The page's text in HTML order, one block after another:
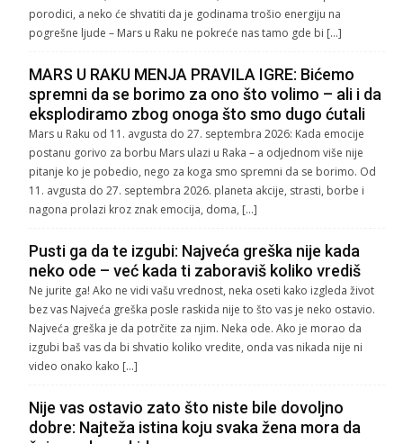
porodici, a neko će shvatiti da je godinama trošio energiju na
pogrešne ljude – Mars u Raku ne pokreće nas tamo gde bi […]
MARS U RAKU MENJA PRAVILA IGRE: Bićemo
spremni da se borimo za ono što volimo – ali i da
eksplodiramo zbog onoga što smo dugo ćutali
Mars u Raku od 11. avgusta do 27. septembra 2026: Kada emocije
postanu gorivo za borbu Mars ulazi u Raka – a odjednom više nije
pitanje ko je pobedio, nego za koga smo spremni da se borimo. Od
11. avgusta do 27. septembra 2026. planeta akcije, strasti, borbe i
nagona prolazi kroz znak emocija, doma, […]
Pusti ga da te izgubi: Najveća greška nije kada
neko ode – već kada ti zaboraviš koliko vrediš
Ne jurite ga! Ako ne vidi vašu vrednost, neka oseti kako izgleda život
bez vas Najveća greška posle raskida nije to što vas je neko ostavio.
Najveća greška je da potrčite za njim. Neka ode. Ako je morao da
izgubi baš vas da bi shvatio koliko vredite, onda vas nikada nije ni
video onako kako […]
Nije vas ostavio zato što niste bile dovoljno
dobre: Najteža istina koju svaka žena mora da